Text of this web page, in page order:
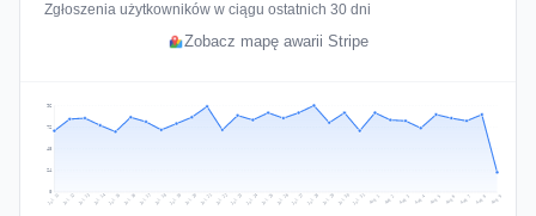
Zgłoszenia użytkowników w ciągu ostatnich 30 dni
Zobacz mapę awarii Stripe
24
48
72
96
Jul 11 Jul 12 Jul 13 Jul 14 Jul 15 Jul 16 Jul 17 Jul 18 Jul 19 Jul 20 Jul 21 Jul 22 Jul 23 Jul 24 Jul 25 Jul 26 Jul 27 Jul 28 Jul 29 Jul 30 Jul 31 Aug 1 Aug 2 Aug 3 Aug 4 Aug 5 Aug 6 Aug 7 Aug 8 Aug 9